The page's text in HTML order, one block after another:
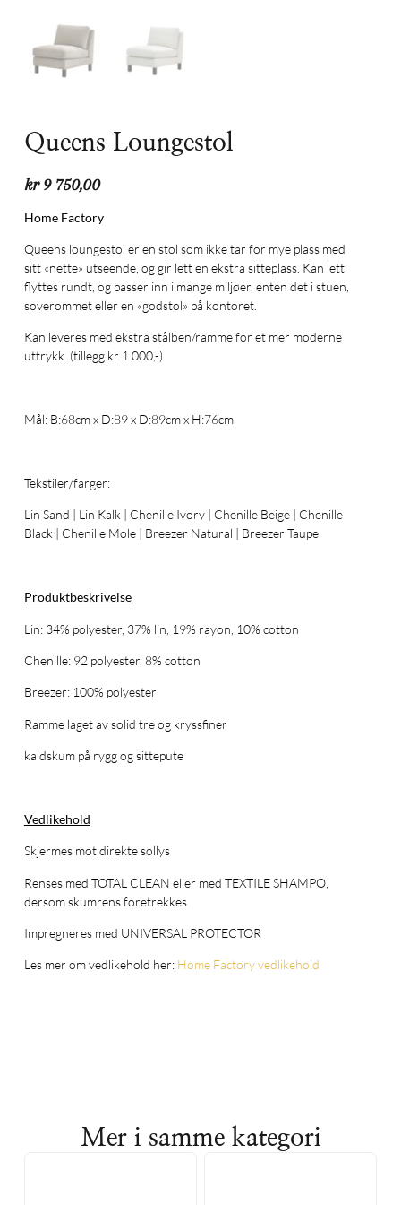
Queens Loungestol
kr9 750,00
Home Factory
Queens loungestol er en stol som ikke tar for mye plass med
sitt «nette» utseende, og gir lett en ekstra sitteplass. Kan lett
flyttes rundt, og passer inn i mange miljøer, enten det i stuen,
soverommet eller en «godstol» på kontoret.
Kan leveres med ekstra stålben/ramme for et mer moderne
uttrykk. (tillegg kr 1.000,-)
Mål: B:68cm x D:89 x D:89cm x H:76cm
Tekstiler/farger:
Lin Sand | Lin Kalk | Chenille Ivory | Chenille Beige | Chenille
Black | Chenille Mole | Breezer Natural | Breezer Taupe
Produktbeskrivelse
Lin: 34% polyester, 37% lin, 19% rayon, 10% cotton
Chenille: 92 polyester, 8% cotton
Breezer: 100% polyester
Ramme laget av solid tre og kryssfiner
kaldskum på rygg og sittepute
Vedlikehold
Skjermes mot direkte sollys
Renses med TOTAL CLEAN eller med TEXTILE SHAMPO,
dersom skumrens foretrekkes
Impregneres med UNIVERSAL PROTECTOR
Les mer om vedlikehold her: Home Factory vedlikehold
Mer i samme kategori